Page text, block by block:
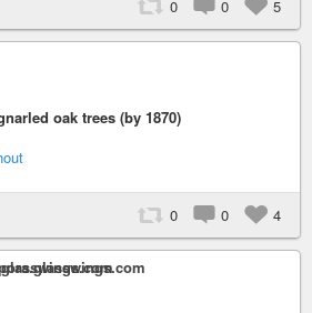
0 0 5
oak trees (by 1870)
0 0 4